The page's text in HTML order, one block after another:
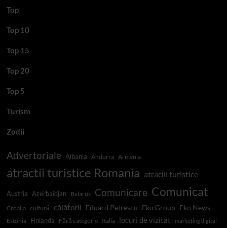
Top
Top 10
Top 15
Top 20
Top 5
Turism
Zodii
Advertoriale Albania Andorra Armenia
atractii turistice Romania atracții turistice
Austria Azerbaidjan Belarus Comunicare Comunicat
Croația cultură călătorii Eduard Petrescu Eko Group Eko News
Estonia Finlanda Fără categorie Italia locuri de vizitat marketing digital